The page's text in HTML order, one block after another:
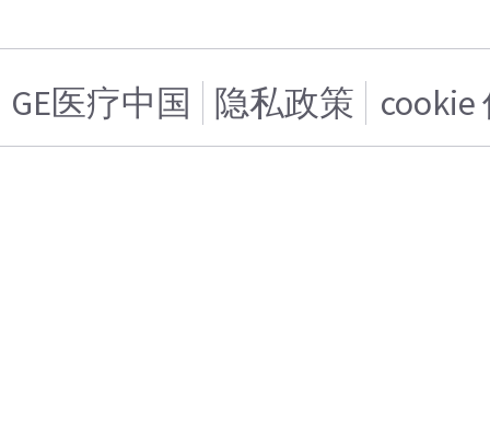
GE医疗中国 隐私政策 cookie